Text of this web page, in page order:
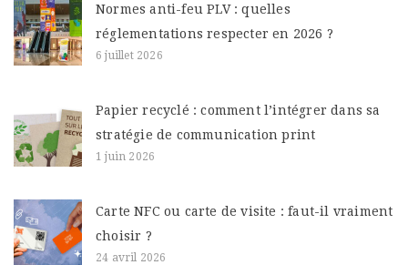
Normes anti-feu PLV : quelles
réglementations respecter en 2026 ?
6 juillet 2026
Papier recyclé : comment l’intégrer dans sa
stratégie de communication print
1 juin 2026
Carte NFC ou carte de visite : faut-il vraiment
choisir ?
24 avril 2026